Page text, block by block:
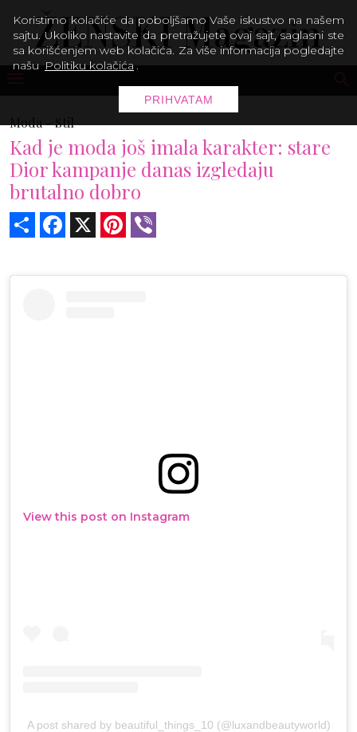
Moda -Stil
Kad je moda još imala karakter: stare
Dior kampanje danas izgledaju
brutalno dobro
Share Facebook Pinterest
View this post on Instagram
A post shared by beautiful_things_10 (@luxandbeautyworld)
Koristimo kolačiće da poboljšamo Vaše iskustvo na našem
sajtu. Ukoliko nastavite da pretražujete ovaj sajt, saglasni ste
sa korišćenjem web kolačića. Za više informacija pogledajte
našu Politiku kolačića .
PRIHVATAM